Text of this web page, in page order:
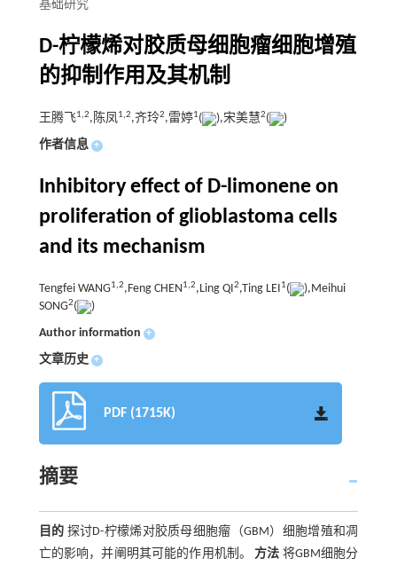
基础研究
D-柠檬烯对胶质母细胞瘤细胞增殖
的抑制作用及其机制
王腾飞1,2,陈凤1,2,齐玲2,雷婷1( ),宋美慧2(
)
作者信息 +
Inhibitory effect of D-limonene on
proliferation of glioblastoma cells
and its mechanism
Tengfei WANG1,2,Feng CHEN1,2,Ling QI2,Ting LEI1(
),Meihui
SONG2(
)
Author information +
文章历史 +
PDF (1715K)
摘要
目的 探讨D-柠檬烯对胶质母细胞瘤（GBM）细胞增殖和凋
亡的影响，并阐明其可能的作用机制。方法 将GBM细胞分